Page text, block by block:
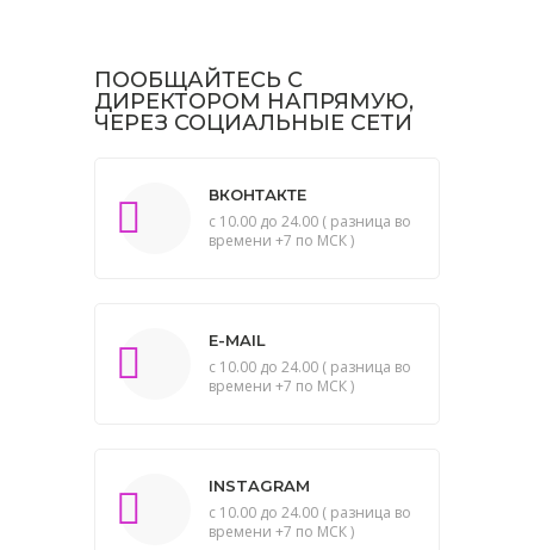
ПООБЩАЙТЕСЬ С
ДИРЕКТОРОМ НАПРЯМУЮ,
ЧЕРЕЗ СОЦИАЛЬНЫЕ СЕТИ
ВКОНТАКТЕ
с 10.00 до 24.00 ( разница во
времени +7 по МСК )
E-MAIL
с 10.00 до 24.00 ( разница во
времени +7 по МСК )
INSTAGRAM
с 10.00 до 24.00 ( разница во
времени +7 по МСК )